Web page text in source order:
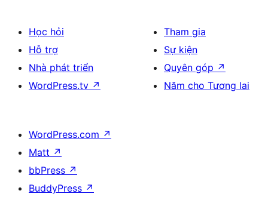
Học hỏi
Hỗ trợ
Nhà phát triển
WordPress.tv ↗
Tham gia
Sự kiện
Quyên góp ↗
Năm cho Tương lai
WordPress.com ↗
Matt ↗
bbPress ↗
BuddyPress ↗